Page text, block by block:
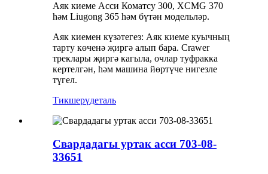
Аяк киеме Асси Коматсу 300, XCMG 370
һәм Liugong 365 һәм бүтән модельләр.
Аяк киемен күзәтегез: Аяк киеме куычның
тарту көченә җиргә алып бара. Crawer
треклары җиргә кагыла, очлар туфракка
кертелгән, һәм машина йөртүче нигезле
түгел.
Тикшерүдеталь
Свардадагы уртак асси 703-08-
33651